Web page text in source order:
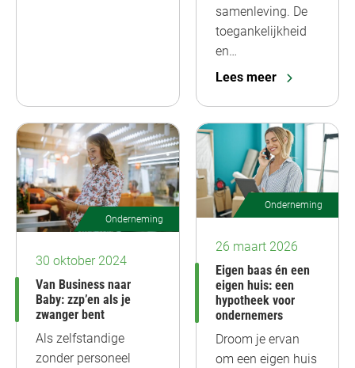
samenleving. De
toegankelijkheid
en…
Lees meer
Onderneming
30 oktober 2024
Van Business naar
Baby: zzp’en als je
zwanger bent
Als zelfstandige
zonder personeel
Onderneming
26 maart 2026
Eigen baas én een
eigen huis: een
hypotheek voor
ondernemers
Droom je ervan
om een eigen huis